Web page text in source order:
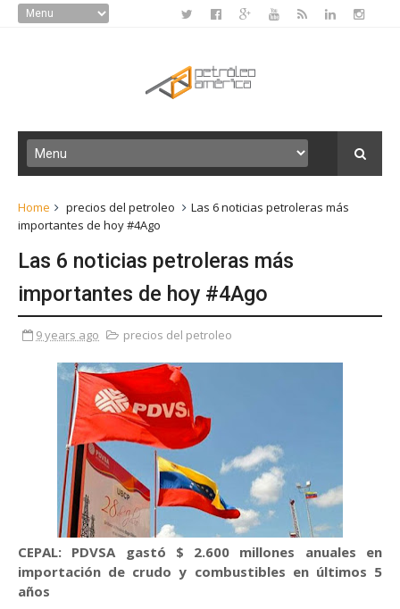
Home precios del petroleo
Las 6 noticias petroleras más
importantes de hoy #4Ago
Las 6 noticias petroleras más
importantes de hoy #4Ago
9 years ago precios del petroleo
CEPAL: PDVSA gastó $ 2.600 millones anuales en
importación de crudo y combustibles en últimos 5
años